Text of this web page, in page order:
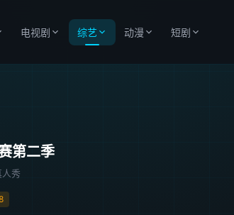
电视剧 综艺 动漫 短剧
第二季
秀